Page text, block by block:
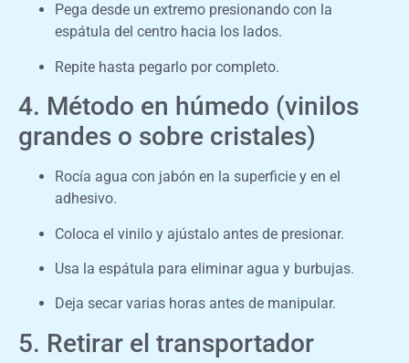
Pega desde un extremo presionando con la
espátula del centro hacia los lados.
Repite hasta pegarlo por completo.
4. Método en húmedo (vinilos
grandes o sobre cristales)
Rocía agua con jabón en la superficie y en el
adhesivo.
Coloca el vinilo y ajústalo antes de presionar.
Usa la espátula para eliminar agua y burbujas.
Deja secar varias horas antes de manipular.
5. Retirar el transportador